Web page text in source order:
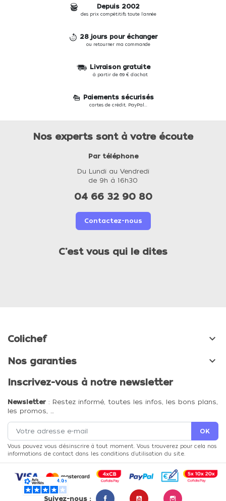
Depuis 2002
des prix compétitifs toute l'année
28 jours pour échanger
ou retourner ma commande
Livraison gratuite
à partir de 69 € d'achat
Paiements sécurisés
cartes de crédit, PayPal...
Nos experts sont à votre écoute
Par téléphone
Du Lundi au Vendredi
de 9h à 16h30
04 66 32 90 80
Contactez-nous
C'est vous qui le dites
Colichef 
Nos garanties 
Inscrivez-vous à notre newsletter
Newsletter : Restez informé, toutes les infos, les bons plans,
les promos, …
Vous pouvez vous désinscrire à tout moment. Vous trouverez pour cela nos
informations de contact dans les conditions d'utilisation du site.
Suivez-nous :